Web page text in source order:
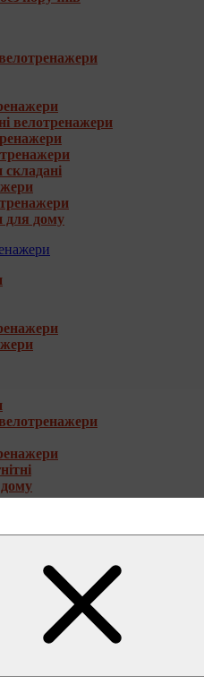
велотренажери
для дому
орбітреки
користувачів